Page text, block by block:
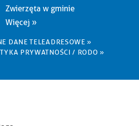
Zwierzęta w gminie
Więcej »
DANE TELEADRESOWE »
PRYWATNOŚCI / RODO »